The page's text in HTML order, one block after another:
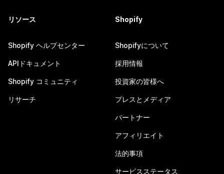
リソース
Shopify ヘルプセンター
APIドキュメント
Shopify コミュニティ
リサーチ
Shopify
Shopifyについて
採用情報
投資家の皆様へ
プレスとメディア
パートナー
アフィリエイト
法的事項
サービスステータス